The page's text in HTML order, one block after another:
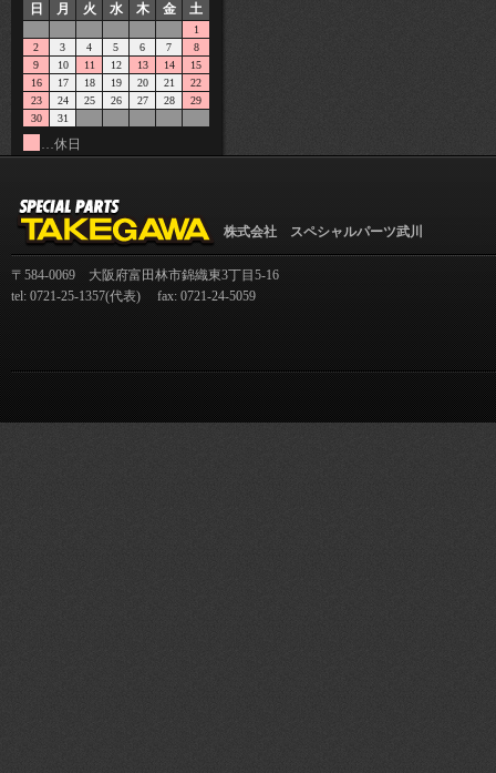
日
月 火 水 木 金 土
1
2
3 4 5 6 7
8
9
10 11 12 13 14
15
16
17 18 19 20 21
22
23
24 25 26 27 28
29
30
31
…休日
株式会社 スペシャルパーツ武川
〒584-0069 大阪府富田林市錦織東3丁目5-16
tel: 0721-25-1357(代表) fax: 0721-24-5059